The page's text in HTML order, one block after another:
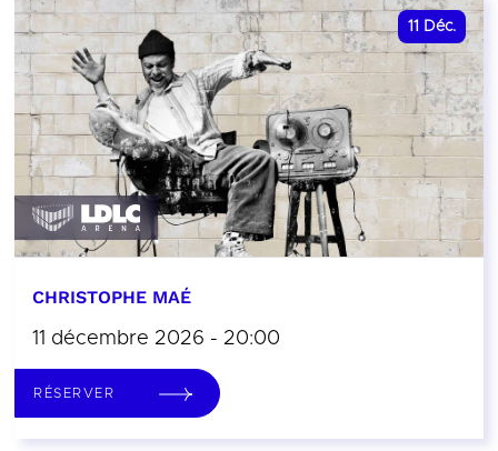
11 Déc.
CHRISTOPHE MAÉ
11 décembre 2026 - 20:00
RÉSERVER